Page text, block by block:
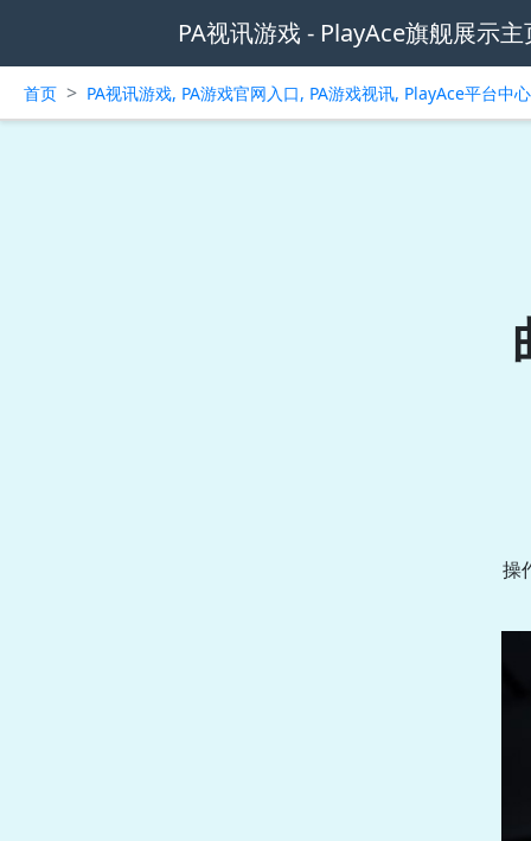
PA视讯游戏 - PlayAce旗舰展示主
首页 > PA视讯游戏, PA游戏官网入口, PA游戏视讯, PlayAce平台中
操